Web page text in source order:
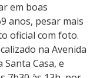
em boas
anos, pesar mais
oficial com foto.
na Avenida
Casa, e